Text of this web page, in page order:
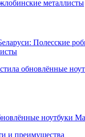
Полесские
ноутбуки